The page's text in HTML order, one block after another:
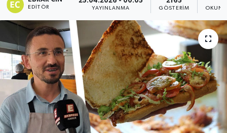
EDITÖR YAYINLANMA GÖSTERIM
Eğitim
Ekonomi
Emet
Foto Galeri
Gediz